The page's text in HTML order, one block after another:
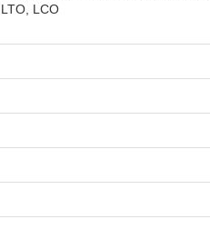
LCO